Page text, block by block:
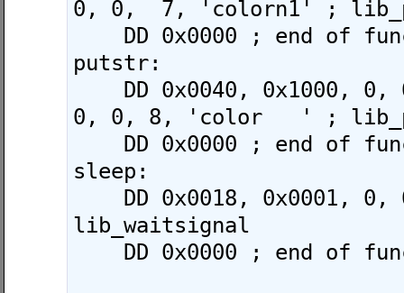
0, 0,  7, 'colorn1' ;
putstr:
0, 0, 8, 'color   ' ;
sleep:
lib_waitsignal